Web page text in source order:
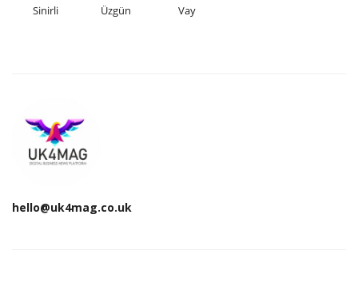
Sinirli Üzgün Vay
hello@uk4mag.co.uk